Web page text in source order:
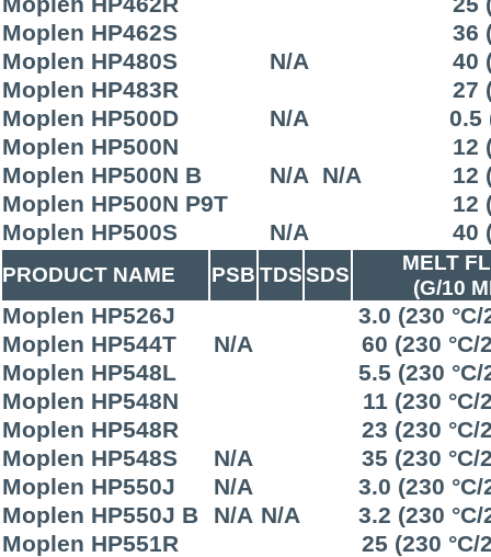
Moplen HP462S
36
Moplen HP480S
N/A
40
Moplen HP483R
27
Moplen HP500D
N/A
0.5
Moplen HP500N
12
Moplen HP500N B
N/A N/A
12
Moplen HP500N P9T
12
Moplen HP500S
N/A 40
PRODUCT NAME PSB TDSSDS
MELT
(G/10
Moplen HP526J
3.0 (230
Moplen HP544T
N/A
60 (230 °C/
Moplen HP548L
5.5 (230
Moplen HP548N
11 (230 °C/
Moplen HP548R
23 (230 °C/
Moplen HP548S
N/A
35 (230 °C/
Moplen HP550J
N/A
3.0 (230
Moplen HP550J B
N/A N/A
3.2 (230
Moplen HP551R
25 (230 °C/